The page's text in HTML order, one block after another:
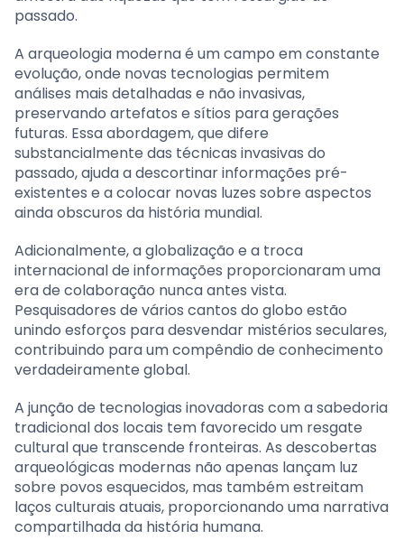
passado.
A arqueologia moderna é um campo em constante
evolução, onde novas tecnologias permitem
análises mais detalhadas e não invasivas,
preservando artefatos e sítios para gerações
futuras. Essa abordagem, que difere
substancialmente das técnicas invasivas do
passado, ajuda a descortinar informações pré-
existentes e a colocar novas luzes sobre aspectos
ainda obscuros da história mundial.
Adicionalmente, a globalização e a troca
internacional de informações proporcionaram uma
era de colaboração nunca antes vista.
Pesquisadores de vários cantos do globo estão
unindo esforços para desvendar mistérios seculares,
contribuindo para um compêndio de conhecimento
verdadeiramente global.
A junção de tecnologias inovadoras com a sabedoria
tradicional dos locais tem favorecido um resgate
cultural que transcende fronteiras. As descobertas
arqueológicas modernas não apenas lançam luz
sobre povos esquecidos, mas também estreitam
laços culturais atuais, proporcionando uma narrativa
compartilhada da história humana.